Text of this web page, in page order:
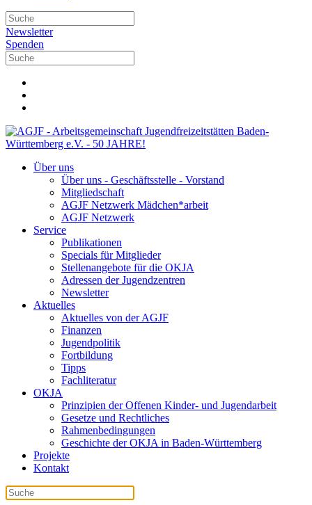
Newsletter
Spenden
Über uns
Über uns - Geschäftsstelle - Vorstand
Mitgliedschaft
AGJF Netzwerk Mädchen*arbeit
AGJF Netzwerk
Service
Publikationen
Specials für Mitglieder
Stellenangebote für die OKJA
Adressen der Jugendzentren
Newsletter
Aktuelles
Aktuelles von der AGJF
Finanzen
Jugendpolitik
Fortbildung
Tipps
Fachliteratur
OKJA
Prinzipien der Offenen Kinder- und Jugendarbeit
Gesetze und Rechtliches
Rahmenbedingungen
Geschichte der OKJA in Baden-Württemberg
Projekte
Kontakt